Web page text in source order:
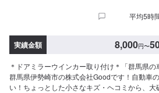
平均5時
実績金額 8,000円〜
＊ドアミラーウインカー取り付け＊「群馬県の
群馬県伊勢崎市の株式会社Goodです！自動車
い！ちょっとした小さなキズ・ヘコミから、